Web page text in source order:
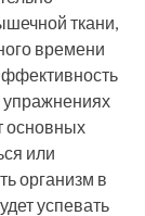
ткани,
времени
упражнениях
основных
или
организм в
успевать